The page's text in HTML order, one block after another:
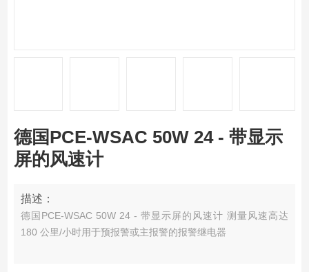
德国PCE-WSAC 50W 24 - 带显示
屏的风速计
描述：
德国PCE-WSAC 50W 24 - 带显示屏的风速计 测量风速高达
180 公里/小时用于预报警或主报警的报警继电器